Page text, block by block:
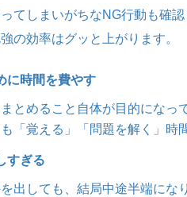
てしまいがちなNG行動も確認
の効率はグッと上がります。
に時間を費やす
とめること自体が目的になっ
「覚える」「問題を解く」時
すぎる
出しても、結局中途半端にな